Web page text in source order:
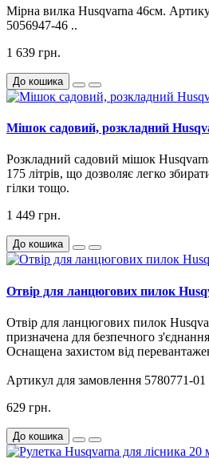
Мірна вилка Husqvarna 46см.
5056947-46 ..
1 639 грн.
До кошика
Мішок садовий, розкладний
Розкладний садовий мішок
175 літрів, що дозволяє легко
гілки тощо.
1 449 грн.
До кошика
Отвір для ланцюгових пилок
Отвір для ланцюгових пилок
призначена для безпечного з'єднання
Оснащена захистом від
Артикул для замовлення 5780771-01
629 грн.
До кошика